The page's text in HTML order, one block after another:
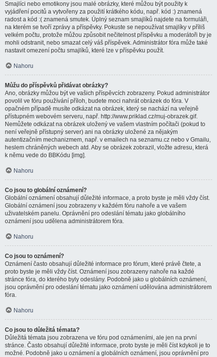
Smajlíci nebo emotikony jsou malé obrázky, které můžou být použity k
vyjádření pocitů a vytvořeny za použití krátkého kódu, např. kód :) znamená
radost a kód :( znamená smutek. Úplný seznam smajlíků najdete na formuláři,
na kterém se tvoří zprávy a příspěvky. Pokuste se nepoužívat smajlíky v příliš
velkém počtu, protože můžou způsobit nečitelnost příspěvku a moderátoři by je
mohli odstranit, nebo smazat celý váš příspěvek. Administrátor fóra může také
nastavit omezení počtu smajlíků, které lze v příspěvku použít.
Nahoru
Můžu do příspěvků přidávat obrázky?
Ano, obrázky můžou být ve vašich příspěvcích zobrazeny. Pokud administrátor
povolil ve fóru používání příloh, budete moci nahrát obrázek do fóra. V
opačném případě musíte odkázat na obrázek, který se nachází na veřejně
přístupném webovém serveru, např. http://www.priklad.cz/muj-obrazek.gif.
Nemůžete odkázat na obrázek uložený ve vašem vlastním počítači (pokud to
není veřejně přístupný server) ani na obrázky uložené za nějakým
autentizačním mechanizmem, např. v emailech na seznamu.cz nebo v Gmailu,
heslem chráněných webech atd. Aby se obrázek zobrazil, vložte adresu, která
k němu vede do BBKódu [img].
Nahoru
Co jsou to globální oznámení?
Globální oznámení obsahují důležité informace, a proto byste je měli vždy číst.
Globální oznámení jsou zobrazeny v každém fóru nahoře a ve vašem
uživatelském panelu. Oprávnění pro odeslání tématu jako globálního
oznámení jsou udělena administrátorem fóra.
Nahoru
Co jsou to oznámení?
Oznámení často obsahují důležité informace pro fórum, které právě čtete, a
proto byste je měli vždy číst. Oznámení jsou zobrazeny nahoře na každé
stránce fóra, do kterého byly odeslány. Podobně jako u globálních oznámení,
jsou oprávnění pro odeslání tématu jako oznámení udělována administrátorem
fóra.
Nahoru
Co jsou to důležitá témata?
Důležitá témata jsou zobrazena ve fóru pod oznámeními, ale jen na první
stránce. Často obsahují důležité informace, proto byste je měli číst kdykoli je to
možné. Podobně jako u oznámení a globálních oznámení, jsou oprávnění pro